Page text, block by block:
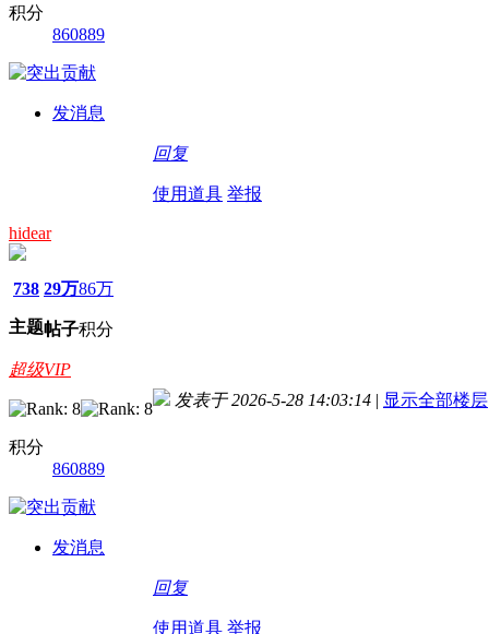
积分
860889
发消息
回复
使用道具 举报
hidear
738
主题
29万
帖子
86万
积分
超级VIP
积分
860889
发消息
发表于 2026-5-28 14:03:14 | 显示全部楼层
回复
使用道具 举报